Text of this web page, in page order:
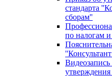
стандарта
сборам''
по налогам